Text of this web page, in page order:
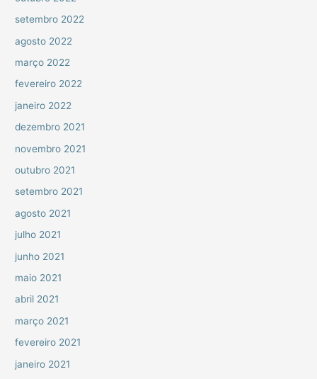
setembro 2022
agosto 2022
março 2022
fevereiro 2022
janeiro 2022
dezembro 2021
novembro 2021
outubro 2021
setembro 2021
agosto 2021
julho 2021
junho 2021
maio 2021
abril 2021
março 2021
fevereiro 2021
janeiro 2021